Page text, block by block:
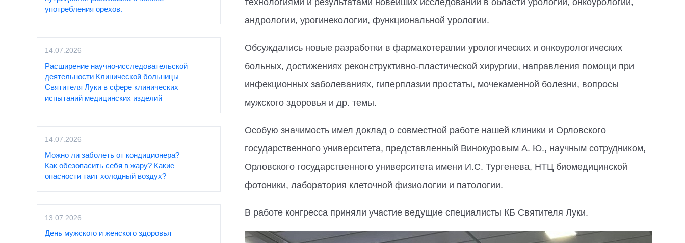
употребления орехов.
14.07.2026
Расширение научно-исследовательской
деятельности Клинической больницы
Святителя Луки в сфере клинических
испытаний медицинских изделий
14.07.2026
Можно ли заболеть от кондиционера?
Как обезопасить себя в жару? Какие
опасности таит холодный воздух?
13.07.2026
День мужского и женского здоровья
технологиями и результатами новейших исследований в области урологии, онкоурологии,
андрологии, урогинекологии, функциональной урологии.
Обсуждались новые разработки в фармакотерапии урологических и онкоурологических
больных, достижениях реконструктивно-пластической хирургии, направления помощи при
инфекционных заболеваниях, гиперплазии простаты, мочекаменной болезни, вопросы
мужского здоровья и др. темы.
Особую значимость имел доклад о совместной работе нашей клиники и Орловского
государственного университета, представленный Винокуровым А. Ю., научным сотрудником,
Орловского государственного университета имени И.С. Тургенева, НТЦ биомедицинской
фотоники, лаборатория клеточной физиологии и патологии.
В работе конгресса приняли участие ведущие специалисты КБ Святителя Луки.